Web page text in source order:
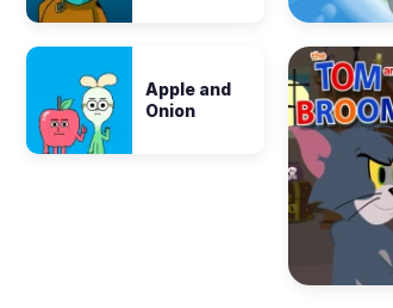
Apple and
Onion